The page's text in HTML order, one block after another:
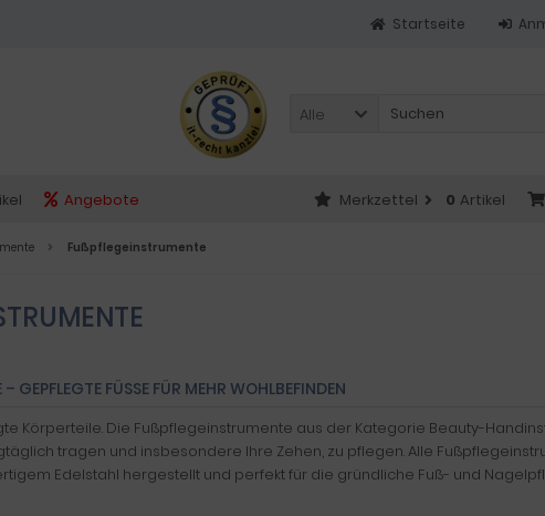
Startseite
Alle
Angebote Merkzettel 0 Artikel
Fußpflegeinstrumente
GEPFLEGTE FÜSSE FÜR MEHR WOHLBEFINDEN
Körperteile. Die Fußpflegeinstrumente aus der Kategorie Beauty-
tragen und insbesondere Ihre Zehen, zu pflegen. Alle
Edelstahl hergestellt und perfekt für die gründliche Fuß- und